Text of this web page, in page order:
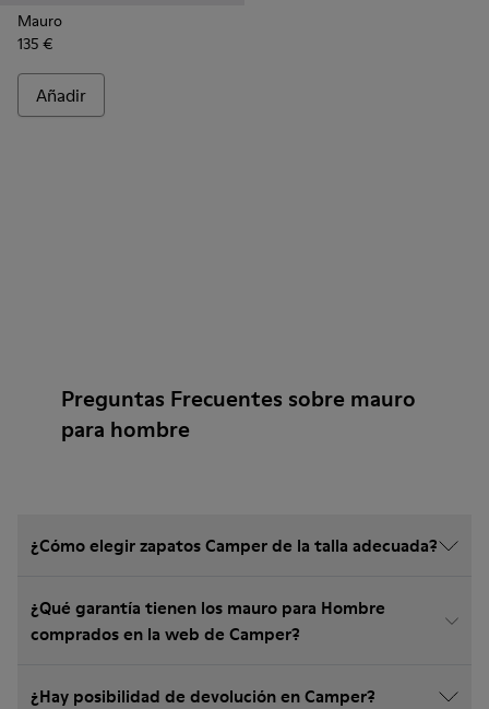
Mauro
135 €
Añadir
Preguntas Frecuentes sobre mauro
para hombre
¿Cómo elegir zapatos Camper de la talla adecuada?
¿Qué garantía tienen los mauro para Hombre
comprados en la web de Camper?
¿Hay posibilidad de devolución en Camper?